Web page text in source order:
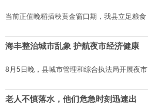
当前正值晚稻插秧黄金窗口期，我县立足粮食
海丰整治城市乱象 护航夜市经济健康
8月5日晚，县城市管理和综合执法局开展夜市
老人不慎落水，他们危急时刻迅速出